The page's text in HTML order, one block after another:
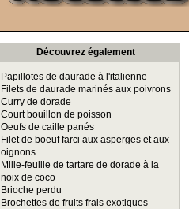
Découvrez également
Papillotes de daurade à l'italienne
Filets de daurade marinés aux poivrons
Curry de dorade
Court bouillon de poisson
Oeufs de caille panés
Filet de boeuf farci aux asperges et aux
oignons
Mille-feuille de tartare de dorade à la
noix de coco
Brioche perdu
Brochettes de fruits frais exotiques